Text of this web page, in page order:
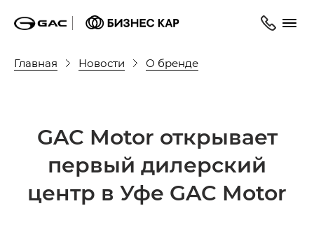
Главная Новости О бренде
GAC Motor открывает
первый дилерский
центр в Уфе GAC Motor